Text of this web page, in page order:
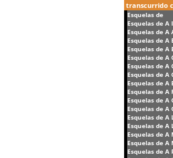
transcurrido c
Esquelas de
Esquelas de A
Esquelas de A
Esquelas de A
Esquelas de A
Esquelas de A
Esquelas de A
Esquelas de A
Esquelas de A
Esquelas de A
Esquelas de A
Esquelas de A
Esquelas de A
Esquelas de A
Esquelas de A
Esquelas de A
Esquelas de A